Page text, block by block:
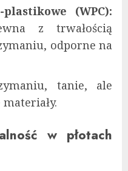
(WPC):
z trwałością
odporne na
tanie, ale
w płotach